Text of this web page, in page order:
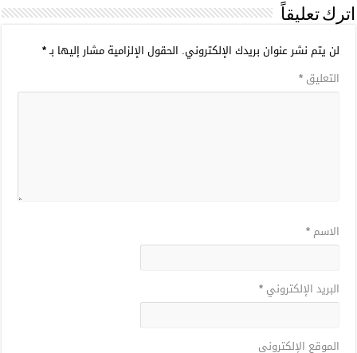
اترك تعليقاً
لن يتم نشر عنوان بريدك الإلكتروني. الحقول الإلزامية مشار إليها بـ*
التعليق*
الاسم*
البريد الإلكتروني*
الموقع الإلكتروني